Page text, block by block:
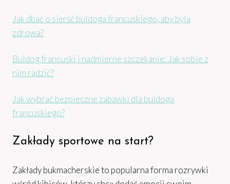
Jak dbać o sierść buldoga francuskiego, aby była
zdrowa?
Buldog francuski i nadmierne szczekanie: Jak sobie z
nim radzić?
Jak wybrać bezpieczne zabawki dla buldoga
francuskiego?
Zakłady sportowe na start?
Zakłady bukmacherskie to popularna forma rozrywki